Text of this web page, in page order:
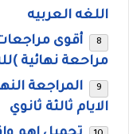
اللغه العربيه
أقوى مراجعات
مراحعة نهائية
المراجعة
الايام ثالثة ثانوي